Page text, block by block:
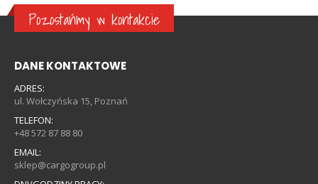
Pozostańmy w kontakcie
DANE KONTAKTOWE
ADRES:
ul. Wołczyńska 15, Poznań
TELEFON:
+48 572 87 88 80
EMAIL:
sklep@cargogroup.pl